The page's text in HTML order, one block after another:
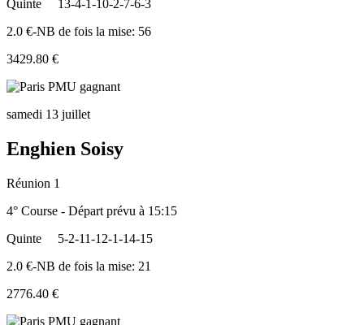
Quinte
13-4-1-10-2-7-6-3
2.0 €-NB de fois la mise: 56
3429.80 €
samedi 13 juillet
Enghien Soisy
Réunion 1
4° Course - Départ prévu à 15:15
Quinte
5-2-11-12-1-14-15
2.0 €-NB de fois la mise: 21
2776.40 €